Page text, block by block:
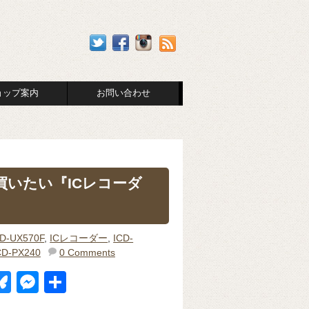
ップ案内 お問い合わせ
いたい『ICレコーダ
UX570F, ICレコーダー
ICD-
PX240 0 Comments
Bl
M